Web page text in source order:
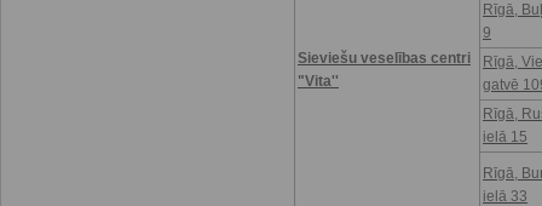
Sieviešu veselības centri
"Vita''
Rīgā,
9
Rīgā,
gatvē
Rīgā,
ielā 15
Rīgā,
ielā 33